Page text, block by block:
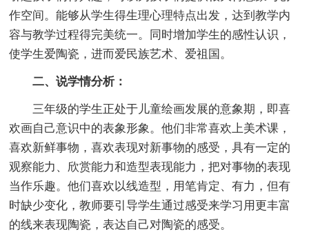
作空间。能够从学生得生理心理特点出发，达到教学内
容与教学过程得完美统一。同时增加学生的感性认识，
使学生爱陶瓷，进而爱民族艺术、爱祖国。
二、说学情分析：
三年级的学生正处于儿童绘画发展的意象期，即喜
欢画自己意识中的表象形象。他们非常喜欢上美术课，
喜欢新鲜事物，喜欢表现对新事物的感受，具有一定的
观察能力、欣赏能力和造型表现能力，把对事物的表现
当作乐趣。他们喜欢以线造型，用笔肯定、有力，但有
时缺少变化，教师要引导学生通过感受来学习用更丰富
的线来表现陶瓷，表达自己对陶瓷的感受。